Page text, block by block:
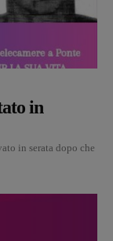
in
in serata dopo che